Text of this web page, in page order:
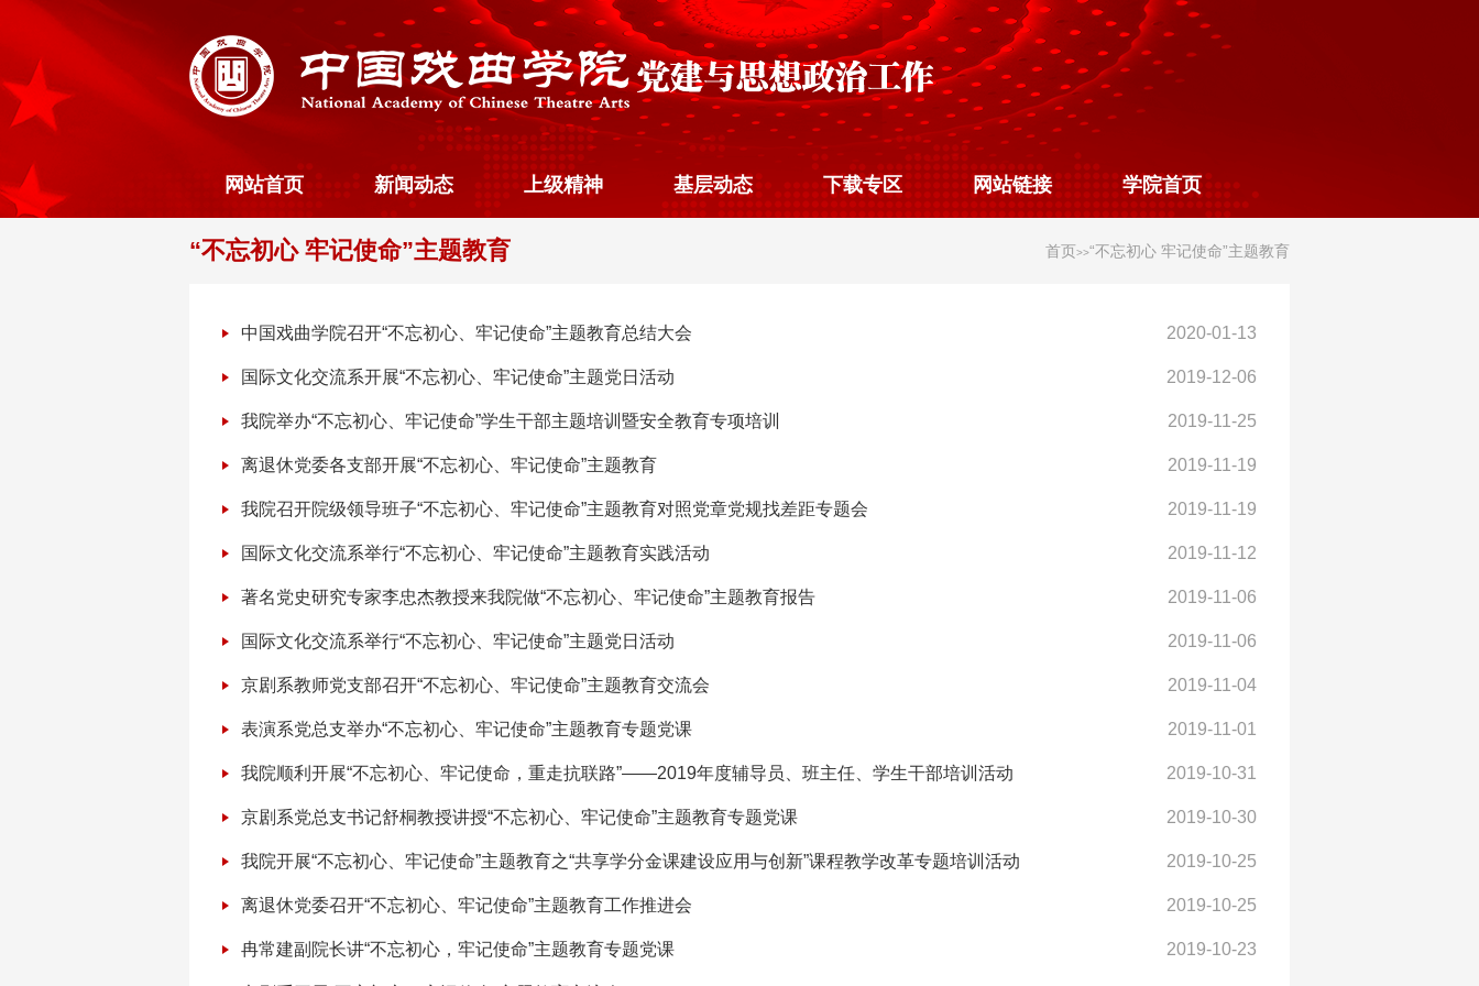
网站首页 新闻动态 上级精神 基层动态 下载专区 网站链接 学院首页
“不忘初心 牢记使命”主题教育 首页>>“不忘初心 牢记使命”主题教育
中国戏曲学院召开“不忘初心、牢记使命”主题教育总结大会 2020-01-13
国际文化交流系开展“不忘初心、牢记使命”主题党日活动 2019-12-06
我院举办“不忘初心、牢记使命”学生干部主题培训暨安全教育专项培训 2019-11-25
离退休党委各支部开展“不忘初心、牢记使命”主题教育 2019-11-19
我院召开院级领导班子“不忘初心、牢记使命”主题教育对照党章党规找差距专题会 2019-11-19
国际文化交流系举行“不忘初心、牢记使命”主题教育实践活动 2019-11-12
著名党史研究专家李忠杰教授来我院做“不忘初心、牢记使命”主题教育报告 2019-11-06
国际文化交流系举行“不忘初心、牢记使命”主题党日活动 2019-11-06
京剧系教师党支部召开“不忘初心、牢记使命”主题教育交流会 2019-11-04
表演系党总支举办“不忘初心、牢记使命”主题教育专题党课 2019-11-01
我院顺利开展“不忘初心、牢记使命，重走抗联路”——2019年度辅导员、班主任、学生干部培训活动 2019-10-31
京剧系党总支书记舒桐教授讲授“不忘初心、牢记使命”主题教育专题党课 2019-10-30
我院开展“不忘初心、牢记使命”主题教育之“共享学分金课建设应用与创新”课程教学改革专题培训活动 2019-10-25
离退休党委召开“不忘初心、牢记使命”主题教育工作推进会 2019-10-25
冉常建副院长讲“不忘初心，牢记使命”主题教育专题党课 2019-10-23